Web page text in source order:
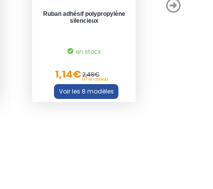
Ruban adhésif polypropylène
silencieux
en stock
1,14€2,48€
HT le rouleau